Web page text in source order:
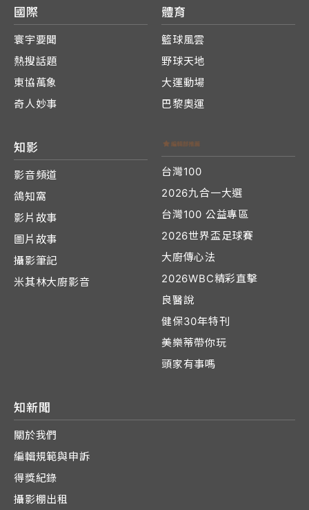
國際
寰宇要聞
熱搜話題
東協萬象
奇人妙事
體育
籃球風雲
野球天地
大運動場
巴黎奧運
知影
影音頻道
鴿知窩
影片故事
圖片故事
攝影筆記
米其林大廚影音
台灣100
2026九合一大選
台灣100 公益專區
2026世界盃足球賽
大廚傳心法
2026WBC精彩直擊
良醫說
健保30年特刊
美樂蒂帶你玩
頭家有事嗎
知新聞
關於我們
編輯規範與申訴
得獎紀錄
攝影棚出租